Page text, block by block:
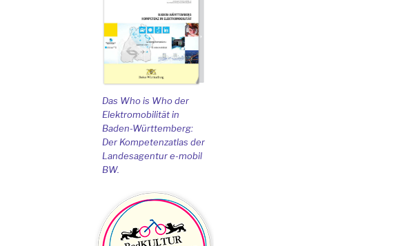
Das Who is Who der
Elektromobilität in
Baden-Württemberg:
Der Kompetenzatlas der
Landesagentur e-mobil
BW.